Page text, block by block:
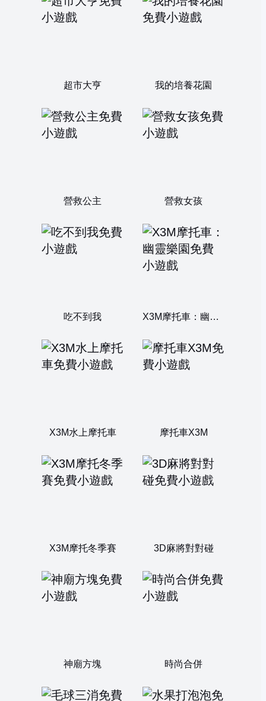
超市大亨 我的培養花園
營救公主 營救女孩
吃不到我 X3M摩托車：幽靈樂園
X3M水上摩托車 摩托車X3M
X3M摩托冬季賽 3D麻將對對碰
神廟方塊 時尚合併